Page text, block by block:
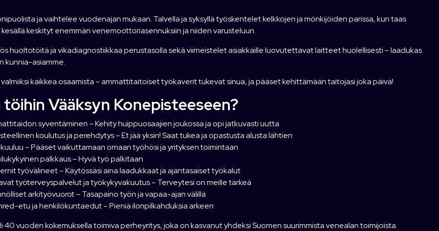
ja vaihtelee vuodenajan mukaan. Talvella ja syksyllä työskentelet kelkkojen ja mönkijöiden parissa, kun taas
kesällä keskityt enemmän venemoottoriasennuksiin ja niiden varusteluun.
huoltotöitä ja vikadiagnostiikkaa perustasolla sekä viimeistelet asiakkaille luovutettavat laitteet huolellisesti – laadukas
kunnia-asiamme.
kaikkea osaamista – ammattitaitoiset työkaverit tukevat sinua, ja pääset kehittämään taitojasi joka päivä!
töihin Vääksyn Konepisteeseen?
syventäminen – Kehity huippuosaajien joukossa ja opi jatkuvasti uutta
koulutus ja perehdytys – Et jää yksin! Saat tukea ja opastusta alusta lähtien
– Pääset vaikuttamaan omaan työhösi ja yrityksen toimintaan
palkkaus – Hyvä työ palkitaan
työvälineet – Käytössäsi aina laadukkaat ja ajantasaiset työkalut
työterveyspalvelut ja työkykyvakuutus – Terveytesi on meille tärkeä
arkityövuorot – Tasapaino työn ja vapaa-ajan välillä
etu ja henkilökuntaedut – Pieniä ilonpilkahduksia arkeen
40 vuoden kokemuksella toimiva perheyritys, joka on kasvanut yhdeksi Suomen suurimmista venealan toimijoista.